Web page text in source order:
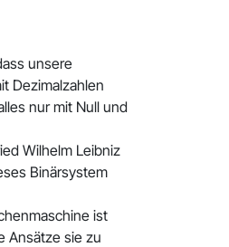
unsere
Dezimalzahlen
nur mit Null und
Wilhelm Leibniz
Binärsystem
ist
Ansätze sie zu